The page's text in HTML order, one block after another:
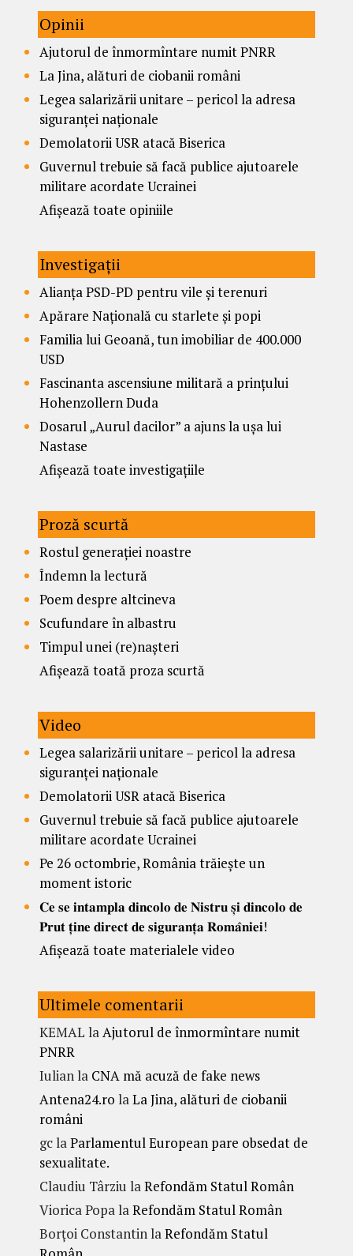
Opinii
Ajutorul de înmormîntare numit PNRR
La Jina, alături de ciobanii români
Legea salarizării unitare – pericol la adresa
siguranței naționale
Demolatorii USR atacă Biserica
Guvernul trebuie să facă publice ajutoarele
militare acordate Ucrainei
Afișează toate opiniile
Investigații
Alianța PSD-PD pentru vile și terenuri
Apărare Națională cu starlete și popi
Familia lui Geoană, tun imobiliar de 400.000
USD
Fascinanta ascensiune militară a prințului
Hohenzollern Duda
Dosarul „Aurul dacilor” a ajuns la ușa lui
Nastase
Afișează toate investigațiile
Proză scurtă
Rostul generației noastre
Îndemn la lectură
Poem despre altcineva
Scufundare în albastru
Timpul unei (re)nașteri
Afișează toată proza scurtă
Video
Legea salarizării unitare – pericol la adresa
siguranței naționale
Demolatorii USR atacă Biserica
Guvernul trebuie să facă publice ajutoarele
militare acordate Ucrainei
Pe 26 octombrie, România trăiește un
moment istoric
𝐂𝐞 𝐬𝐞 𝐢𝐧𝐭𝐚𝐦𝐩𝐥𝐚 𝐝𝐢𝐧𝐜𝐨𝐥𝐨 𝐝𝐞 𝐍𝐢𝐬𝐭𝐫𝐮 𝐬̦𝐢 𝐝𝐢𝐧𝐜𝐨𝐥𝐨 𝐝𝐞
𝐏𝐫𝐮𝐭 𝐭̦𝐢𝐧𝐞 𝐝𝐢𝐫𝐞𝐜𝐭 𝐝𝐞 𝐬𝐢𝐠𝐮𝐫𝐚𝐧𝐭̦𝐚 𝐑𝐨𝐦𝐚̂𝐧𝐢𝐞𝐢!
Afișează toate materialele video
Ultimele comentarii
KEMAL laAjutorul de înmormîntare numit
PNRR
Iulianla CNA mă acuză de fake news
Antena24.ro laLa Jina, alături de ciobanii
români
gclaParlamentul European pare obsedat de
sexualitate.
Claudiu Târziu laRefondăm Statul Român
Viorica PopalaRefondăm Statul Român
Borțoi ConstantinlaRefondăm Statul